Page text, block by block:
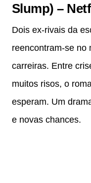
Slump) –
Dois ex‑rivais da
reencontram-se no
carreiras. Entre
muitos risos, o
esperam. Um
e novas chances.